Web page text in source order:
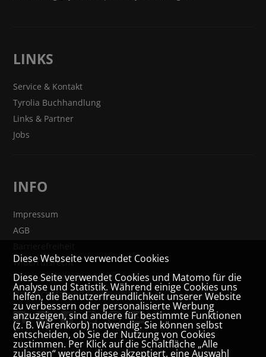
LINKS
Service & Kontakt
Tyrolia Buchhandlung
Links & Partner
Jobs
INFO
Impressum
AGB
Widerrufsrecht
VERTRAG WIDERRUFEN
Datenschutz- und Cookieerklärung
Diese Webseite verwendet Cookies
Diese Seite verwendet Cookies und Matomo für die
Analyse und Statistik. Während einige Cookies uns
helfen, die Benutzerfreundlichkeit unserer Website
zu verbessern oder personalisierte Werbung
anzuzeigen, sind andere für bestimmte Funktionen
(z. B. Warenkorb) notwendig. Sie können selbst
entscheiden, ob Sie der Nutzung von Cookies
zustimmen. Per Klick auf die Schaltfläche „Alle
zulassen“ werden diese akzeptiert, eine Auswahl